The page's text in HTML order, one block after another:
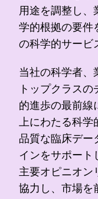
用途を調整し、
学的根拠の要件
の科学的サービ
当社の科学者、
トップクラス
的進歩の最前
上にわたる科学
品質な臨床デー
インをサポート
主要オピニオン
協力し、市場を